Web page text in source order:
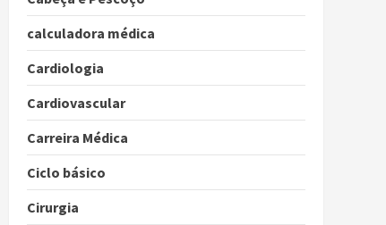
calculadora médica
Cardiologia
Cardiovascular
Carreira Médica
Ciclo básico
Cirurgia